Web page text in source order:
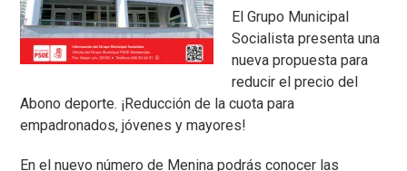
El Grupo Municipal
Socialista presenta una
nueva propuesta para
reducir el precio del
Abono deporte. ¡Reducción de la cuota para
empadronados, jóvenes y mayores!
En el nuevo número de Menina podrás conocer las